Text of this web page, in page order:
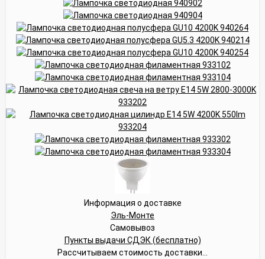
Информация о доставке
Эль-Монте
Самовывоз
Пункты выдачи СДЭК (бесплатно)
Рассчитываем стоимость доставки...